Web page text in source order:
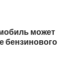
может
бензинового